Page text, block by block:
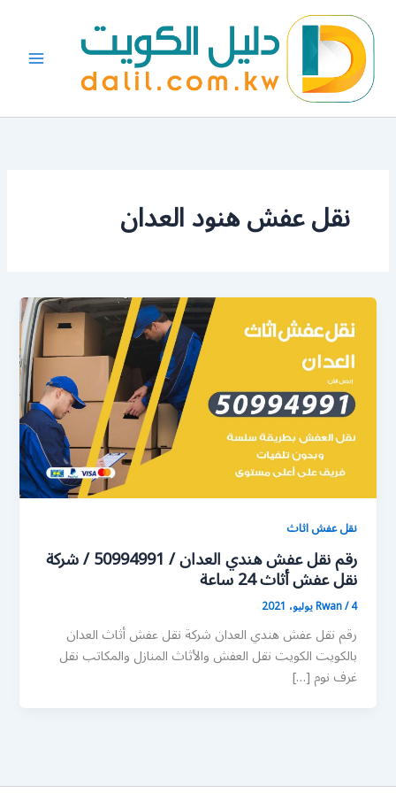
المحتوى
نقل عفش هنود العدان
نقل عفش اثاث
رقم نقل عفش هندي العدان / 50994991 / شركة
نقل عفش أثاث 24 ساعة
Rwan/4 يوليو، 2021
رقم نقل عفش هندي العدان شركة نقل عفش أثاث العدان
بالكويت الكويت نقل العفش والأثاث المنازل والمكاتب نقل
غرف نوم […]